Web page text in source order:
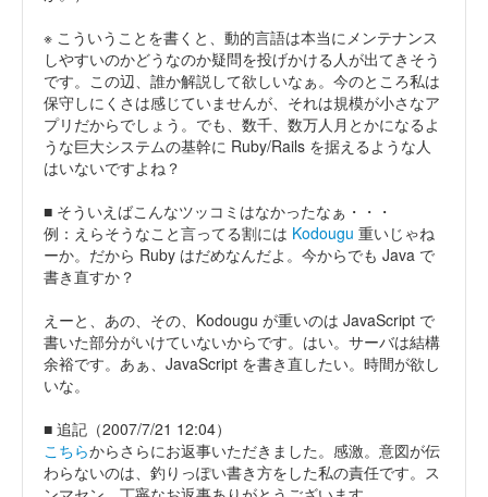
※ こういうことを書くと、動的言語は本当にメンテナンス
しやすいのかどうなのか疑問を投げかける人が出てきそう
です。この辺、誰か解説して欲しいなぁ。今のところ私は
保守しにくさは感じていませんが、それは規模が小さなア
プリだからでしょう。でも、数千、数万人月とかになるよ
うな巨大システムの基幹に Ruby/Rails を据えるような人
はいないですよね？
■ そういえばこんなツッコミはなかったなぁ・・・
例：えらそうなこと言ってる割には Kodougu 重いじゃね
ーか。だから Ruby はだめなんだよ。今からでも Java で
書き直すか？
えーと、あの、その、Kodougu が重いのは JavaScript で
書いた部分がいけていないからです。はい。サーバは結構
余裕です。あぁ、JavaScript を書き直したい。時間が欲し
いな。
■ 追記（2007/7/21 12:04）
こちらからさらにお返事いただきました。感激。意図が伝
わらないのは、釣りっぽい書き方をした私の責任です。ス